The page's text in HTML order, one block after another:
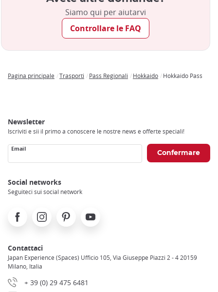
Siamo qui per aiutarvi
Controllare le FAQ
Pagina principale Trasporti Pass Regionali Hokkaido Hokkaido Pass
Newsletter
Iscriviti e sii il primo a conoscere le nostre news e offerte speciali!
Email
Social networks
Seguiteci sui social network
FacebookInstagramPinterest Youtube
Contattaci
Japan Experience (Spaces) Ufficio 105, Via Giuseppe Piazzi 2 - 4 20159
Milano, Italia
+ 39 (0) 29 475 6481